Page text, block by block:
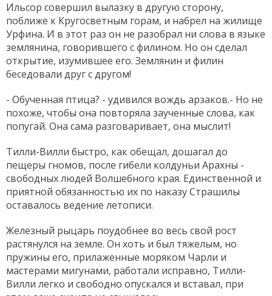
Ильсор совершил вылазку в другую сторону,
поближе к Кругосветным горам, и набрел на жилище
Урфина. И в этот раз он не разобрал ни слова в языке
землянина, говорившего с филином. Но он сделал
открытие, изумившее его. Землянин и филин
беседовали друг с другом!
- Обученная птица? - удивился вождь арзаков.- Но не
похоже, чтобы она повторяла заученные слова, как
попугай. Она сама разговаривает, она мыслит!
Тилли-Вилли быстро, как обещал, дошагал до
пещеры гномов, после гибели колдуньи Арахны -
свободных людей Волшебного края. Единственной и
приятной обязанностью их по наказу Страшилы
оставалось ведение летописи.
Железный рыцарь поудобнее во весь свой рост
растянулся на земле. Он хоть и был тяжелым, но
пружины его, прилаженные моряком Чарли и
мастерами мигунами, работали исправно, Тилли-
Вилли легко и свободно опускался и вставал, при